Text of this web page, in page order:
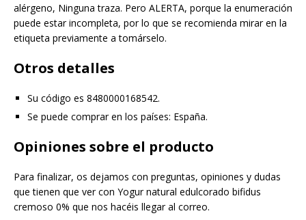
alérgeno, Ninguna traza. Pero ALERTA, porque la enumeración
puede estar incompleta, por lo que se recomienda mirar en la
etiqueta previamente a tomárselo.
Otros detalles
Su código es 8480000168542.
Se puede comprar en los países: España.
Opiniones sobre el producto
Para finalizar, os dejamos con preguntas, opiniones y dudas
que tienen que ver con Yogur natural edulcorado bifidus
cremoso 0% que nos hacéis llegar al correo.